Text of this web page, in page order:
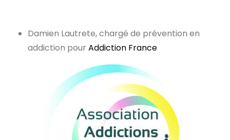
Damien Lautrete, chargé de prévention en
addiction pour Addiction France